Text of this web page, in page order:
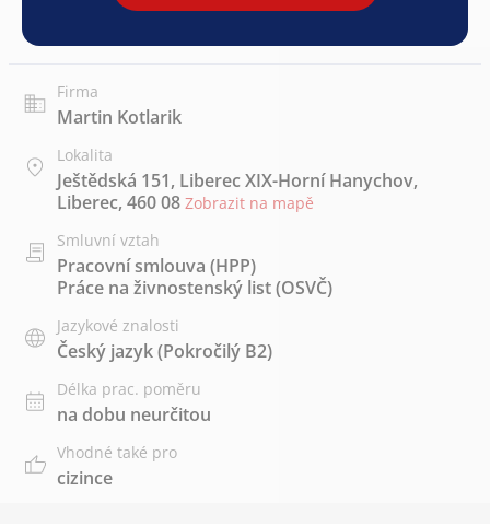
Firma
Martin Kotlarik
Lokalita
Ještědská 151, Liberec XIX-Horní Hanychov,
Liberec, 460 08 Zobrazit na mapě
Smluvní vztah
Pracovní smlouva (HPP)
Práce na živnostenský list (OSVČ)
Jazykové znalosti
Český jazyk(Pokročilý B2)
Délka prac. poměru
na dobu neurčitou
Vhodné také pro
cizince